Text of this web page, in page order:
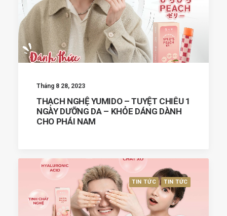
Tháng 8 28, 2023
THẠCH NGHỆ YUMIDO – TUYỆT CHIÊU 1
NGÀY DƯỠNG DA – KHỎE DÁNG DÀNH
CHO PHÁI NAM
TIN TỨC TIN TỨC